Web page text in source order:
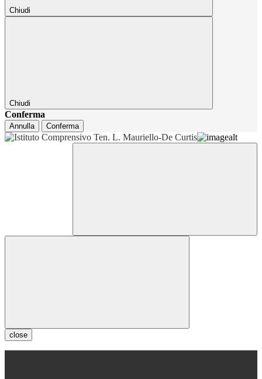
Chiudi
Chiudi
Conferma
Annulla Conferma
close